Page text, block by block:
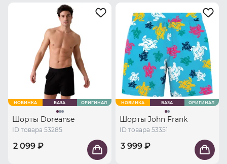
НОВИНКА БАЗА ОРИГИНАЛ
Шорты Doreanse
ID товара 53285
2 099 ₽
НОВИНКА БАЗА ОРИГИНАЛ
Шорты John Frank
ID товара 53351
3 999 ₽